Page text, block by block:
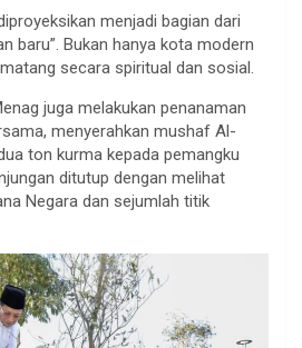
menjadi bagian dari
baru”. Bukan hanya kota modern
secara spiritual dan sosial.
juga melakukan penanaman
menyerahkan mushaf Al-
ton kurma kepada pemangku
ditutup dengan melihat
Negara dan sejumlah titik